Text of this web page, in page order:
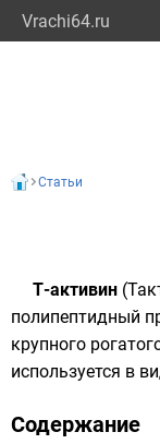
Vrachi64.ru
Статьи
Т-активин
полипептидный
крупного
используется в
Содержание